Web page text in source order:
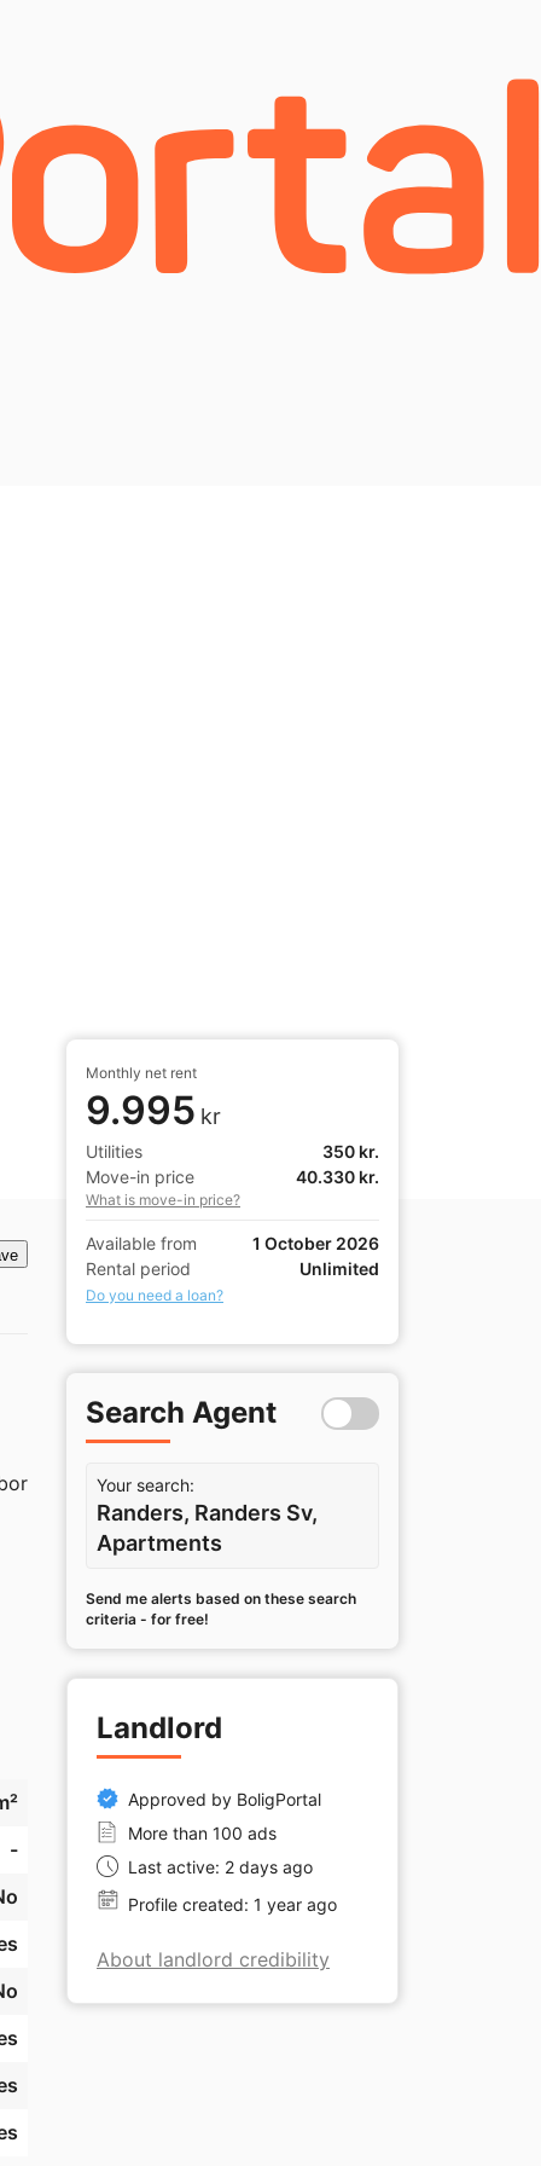
-
Monthly net rent
9.995 kr
Utilities
350 kr.
Move-in price
40.330 kr.
What is move-in price?
Available from
1 October 2026
Rental period
Unlimited
Do you need a loan?
Search Agent
Your search:
Randers, Randers Sv,
Apartments
Send me alerts based on these search
criteria - for free!
Landlord
Approved by BoligPortal
More than 100 ads
Last active: 2 days ago
Profile created: 1 year ago
About landlord credibility